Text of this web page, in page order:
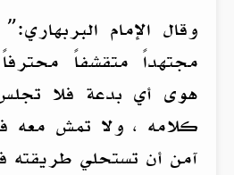
وقال الإمام
مجتهداً متقشفاً
هوى أي بدعة فلا
كلامه ، ولا تمش معه
آمن أن تستحلي طريقته